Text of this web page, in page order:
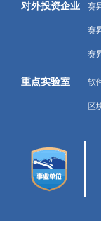
对外投资企业 赛
赛
赛
重点实验室 软
区